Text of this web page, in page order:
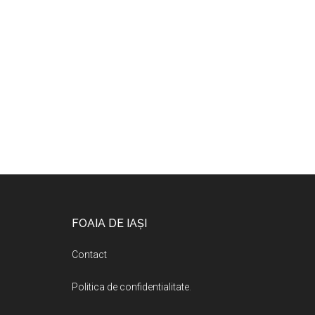
FOAIA DE IAȘI
Contact
Politica de confidentialitate